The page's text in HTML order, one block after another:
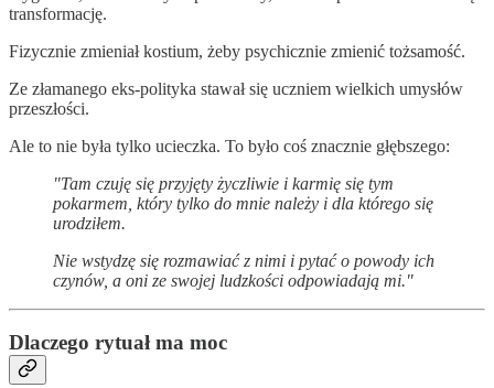
transformację.
Fizycznie zmieniał kostium, żeby psychicznie zmienić tożsamość.
Ze złamanego eks-polityka stawał się uczniem wielkich umysłów
przeszłości.
Ale to nie była tylko ucieczka. To było coś znacznie głębszego:
"Tam czuję się przyjęty życzliwie i karmię się tym
pokarmem, który tylko do mnie należy i dla którego się
urodziłem.
Nie wstydzę się rozmawiać z nimi i pytać o powody ich
czynów, a oni ze swojej ludzkości odpowiadają mi."
Dlaczego rytuał ma moc